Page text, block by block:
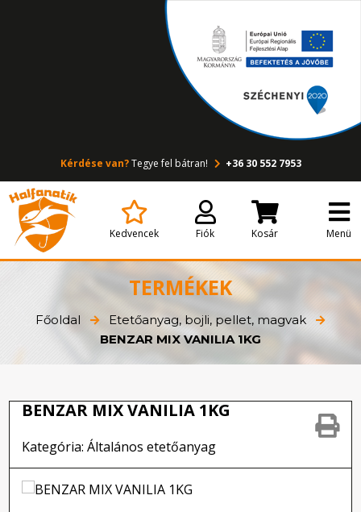
Kérdése van?Tegye fel bátran! +36 30 552 7953
Kedvencek Fiók Kosár Menü
TERMÉKEK
Főoldal
Etetőanyag, bojli, pellet, magvak
BENZAR MIX VANILIA 1KG
BENZAR MIX VANILIA 1KG
Kategória: Általános etetőanyag